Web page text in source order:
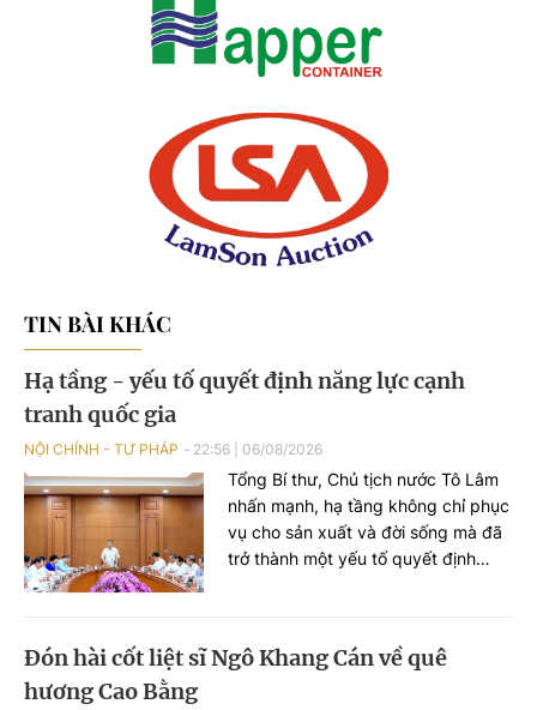
TIN BÀI KHÁC
Hạ tầng - yếu tố quyết định năng lực cạnh
tranh quốc gia
NỘI CHÍNH - TƯ PHÁP 22:56 06/08/2026
Tổng Bí thư, Chủ tịch nước Tô Lâm
nhấn mạnh, hạ tầng không chỉ phục
vụ cho sản xuất và đời sống mà đã
trở thành một yếu tố quyết định
để phát triển năng lực sản xuất
Đón hài cốt liệt sĩ Ngô Khang Cán về quê
hương Cao Bằng